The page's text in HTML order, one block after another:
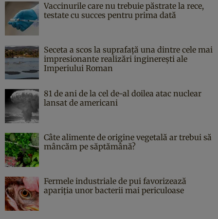
Vaccinurile care nu trebuie păstrate la rece,
testate cu succes pentru prima dată
Seceta a scos la suprafață una dintre cele mai
impresionante realizări inginerești ale
Imperiului Roman
81 de ani de la cel de-al doilea atac nuclear
lansat de americani
Câte alimente de origine vegetală ar trebui să
mâncăm pe săptămână?
Fermele industriale de pui favorizează
apariția unor bacterii mai periculoase